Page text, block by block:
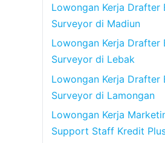
Lowongan Kerja Drafter
Surveyor di Madiun
Lowongan Kerja Drafter
Surveyor di Lebak
Lowongan Kerja Drafter
Surveyor di Lamongan
Lowongan Kerja
Support Staff Kredit